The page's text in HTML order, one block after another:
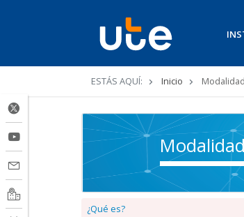
Ruta
de
navegación
ESTÁS AQUÍ: Inicio
¿Qué es?